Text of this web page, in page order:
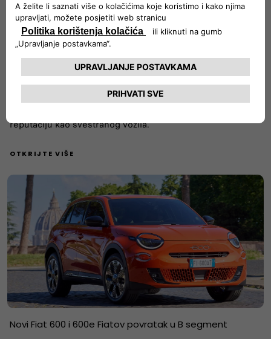
Čitatelji časopisa „Promobil“ već sedamnaestu godinu
zaredom proglasili su model FIAT Professional Ducato
najboljom bazom za kampere godine.
Model Fiat Professional Ducato već sedamnaesti put
godine, prema izboru čitatelja stručnog njemačkog
reputaciju kao svestranog vozila.
OTKRIJTE VIŠE
Novi Fiat 600 i 600e Fiatov povratak u B segment